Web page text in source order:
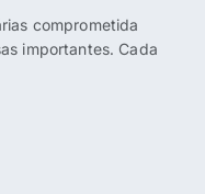
comprometida
importantes. Cada